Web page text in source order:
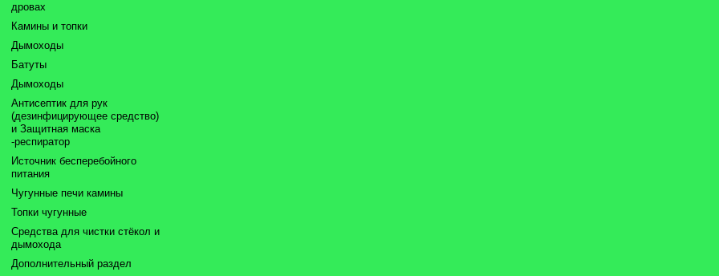
дровах
Камины и топки
Дымоходы
Батуты
Дымоходы
Антисептик для рук
(дезинфицирующее средство)
и Защитная маска
-респиратор
Источник бесперебойного
питания
Чугунные печи камины
Топки чугунные
Средства для чистки стёкол и
дымохода
Дополнительный раздел